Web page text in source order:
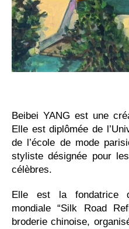
Beibei YANG est une
Elle est diplômée de
de l’école de mode
styliste désignée pour
célèbres.
Elle est la fondatrice
mondiale “Silk Road
broderie chinoise,